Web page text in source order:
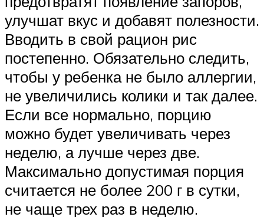
улучшат вкус и добавят полезности.
Вводить в свой рацион рис
постепенно. Обязательно следить,
чтобы у ребенка не было аллергии,
не увеличились колики и так далее.
Если все нормально, порцию
можно будет увеличивать через
неделю, а лучше через две.
Максимально допустимая порция
считается не более 200 г в сутки,
не чаще трех раз в неделю.